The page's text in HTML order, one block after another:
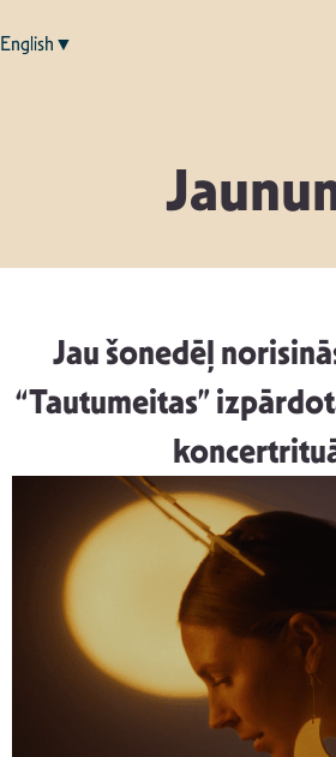
English▼
Jau šonedēļ
“Tautumeitas”